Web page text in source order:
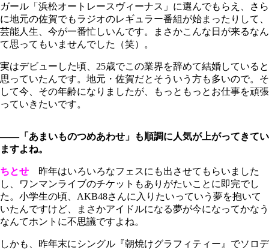
ガール「浜松オートレースヴィーナス」に選んでもらえ、さら
に地元の佐賀でもラジオのレギュラー番組が始まったりして、
芸能人生、今が一番忙しいんです。まさかこんな日が来るなん
て思ってもいませんでした（笑）。
実はデビューした頃、25歳でこの業界を辞めて結婚していると
思っていたんです。地元・佐賀だとそういう方も多いので。そ
して今、その年齢になりましたが、もっともっとお仕事を頑張
っていきたいです。
――「あまいものつめあわせ」も順調に人気が上がってきてい
ますよね。
ちとせ 昨年はいろいろなフェスにも出させてもらいました
し、ワンマンライブのチケットもありがたいことに即完でし
た。小学生の頃、AKB48さんに入りたいっていう夢を抱いて
いたんですけど、まさかアイドルになる夢が今になってかなう
なんてホントに不思議ですよね。
しかも、昨年末にシングル『朝焼けグラフィティー』でソロデ